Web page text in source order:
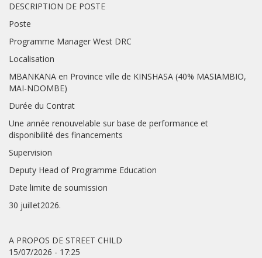
DESCRIPTION DE POSTE
Poste
Programme Manager West DRC
Localisation
MBANKANA en Province ville de KINSHASA (40% MASIAMBIO,
MAI-NDOMBE)
Durée du Contrat
Une année renouvelable sur base de performance et
disponibilité des financements
Supervision
Deputy Head of Programme Education
Date limite de soumission
30 juillet2026.
A PROPOS DE STREET CHILD
15/07/2026 - 17:25